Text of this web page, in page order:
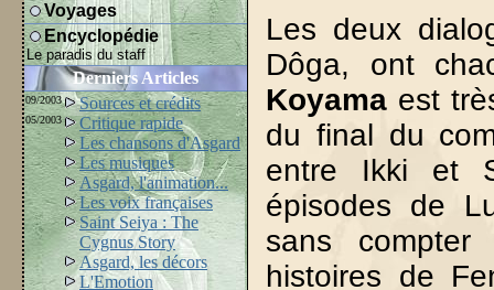
Voyages
Encyclopédie
Le paradis du staff
Derniers Articles
09/2003 Sources et crédits
05/2003
Critique rapide
Les chansons d'Asgard
Les musiques
Asgard, l'animation...
Les voix françaises
Saint Seiya : The
Cygnus Story
Asgard, les décors
L'Emotion
Les deux
Dôga, ont
Koyama est
du final du
entre Ikki et
épisodes de
sans
histoires de